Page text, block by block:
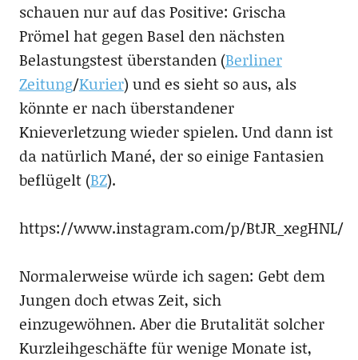
schauen nur auf das Positive: Grischa
Prömel hat gegen Basel den nächsten
Belastungstest überstanden (Berliner
Zeitung/Kurier) und es sieht so aus, als
könnte er nach überstandener
Knieverletzung wieder spielen. Und dann ist
da natürlich Mané, der so einige Fantasien
beflügelt (BZ).
https://www.instagram.com/p/BtJR_xegHNL/
Normalerweise würde ich sagen: Gebt dem
Jungen doch etwas Zeit, sich
einzugewöhnen. Aber die Brutalität solcher
Kurzleihgeschäfte für wenige Monate ist,